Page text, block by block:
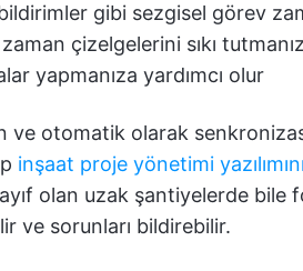
gibi sezgisel görev
çizelgelerini sıkı
yapmanıza yardımcı olur
ve otomatik olarak
inşaat proje yönetimi yazılımını
olan uzak şantiyelerde bile
ve sorunları bildirebilir.